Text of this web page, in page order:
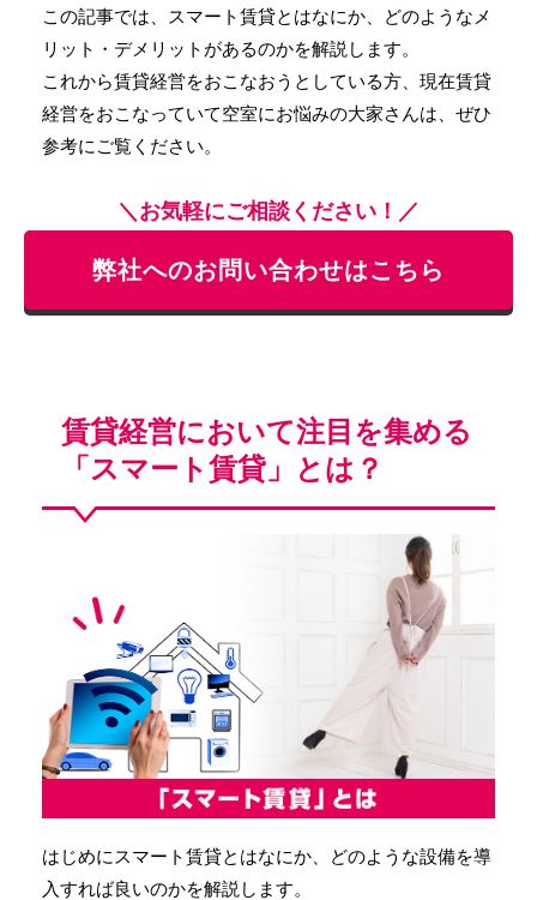
この記事では、スマート賃貸とはなにか、どのようなメ
リット・デメリットがあるのかを解説します。
これから賃貸経営をおこなおうとしている方、現在賃貸
経営をおこなっていて空室にお悩みの大家さんは、ぜひ
参考にご覧ください。
＼お気軽にご相談ください！／
弊社へのお問い合わせはこちら
賃貸経営において注目を集める
「スマート賃貸」とは？
はじめにスマート賃貸とはなにか、どのような設備を導
入すれば良いのかを解説します。